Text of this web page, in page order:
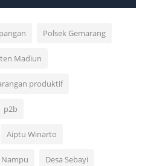
Polsek Gemarang
Madiun
produktif
p2b
Aiptu Winarto
Nampu Desa Sebayi